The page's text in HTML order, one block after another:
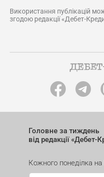
Використання публікацій
згодою редакції «Дебет-
Головне за тиждень
від редакції «Дебет-
Кожного понеділка